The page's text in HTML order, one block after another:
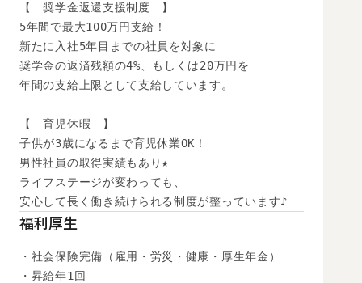
【　奨学金返還支援制度　】
5年間で最大100万円支給！
新たに入社5年目までの社員を対象に
奨学金の返済残額の4%、もしくは20万円を
年間の支給上限として支給しています。
【　育児休暇　】
子供が3歳になるまで育児休業OK！
男性社員の取得実績もあり★
ライフステージが変わっても、
安心して長く働き続けられる制度が整っています♪
福利厚生
・社会保険完備（雇用・労災・健康・厚生年金）
・昇給年1回